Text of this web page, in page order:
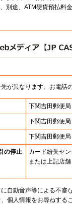
別途、ATM硬貨預払料
が異なります。お電話
下関吉田郵便局
下関吉田郵便局
下関吉田郵便局
の停止
カード紛失セ
または上記店舗
自動音声等による不審
個人情報をお尋ねする